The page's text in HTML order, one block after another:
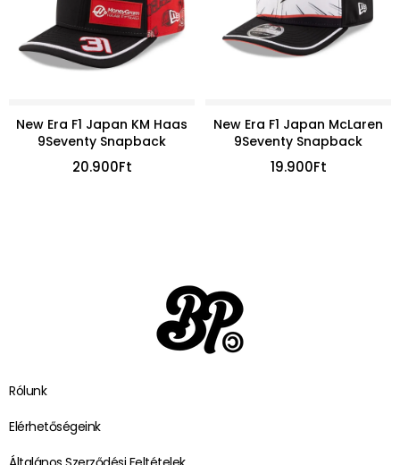
New Era F1 Japan KM Haas
9Seventy Snapback
20.900Ft
New Era F1 Japan McLaren
9Seventy Snapback
19.900Ft
Rólunk
Elérhetőségeink